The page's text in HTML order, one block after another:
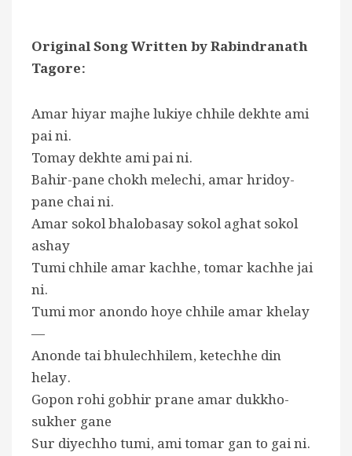
Original Song Written by Rabindranath
Tagore:
Amar hiyar majhe lukiye chhile dekhte ami
pai ni.
Tomay dekhte ami pai ni.
Bahir-pane chokh melechi, amar hridoy-
pane chai ni.
Amar sokol bhalobasay sokol aghat sokol
ashay
Tumi chhile amar kachhe, tomar kachhe jai
ni.
Tumi mor anondo hoye chhile amar khelay
—
Anonde tai bhulechhilem, ketechhe din
helay.
Gopon rohi gobhir prane amar dukkho-
sukher gane
Sur diyechho tumi, ami tomar gan to gai ni.